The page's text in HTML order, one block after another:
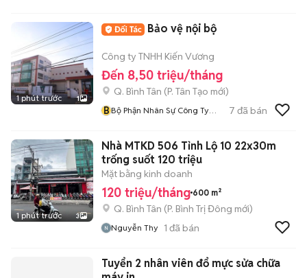
1 phút trước 1
Bảo vệ nội bộ
Công ty TNHH Kiến Vương
Đến 8,50 triệu/tháng
Q. Bình Tân (P. Tân Tạo mới)
BBộ Phận Nhân Sự Công Ty
7 đã bán
1 phút trước 3
Nhà MTKD 506 Tỉnh Lộ 10 22x30m
trống suốt 120 triệu
Mặt bằng kinh doanh
120 triệu/tháng 600 m²
Q. Bình Tân (P. Bình Trị Đông mới)
Nguyễn Thy 1 đã bán
Tuyển 2 nhân viên đổ mực sửa chữa